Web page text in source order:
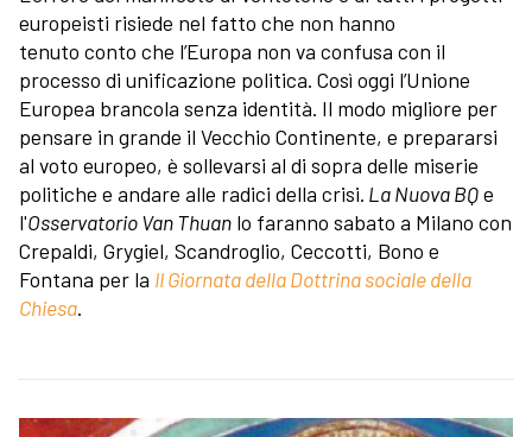
europeisti risiede nel fatto che non hanno
tenuto conto che l’Europa non va confusa con il
processo di unificazione politica. Così oggi l’Unione
Europea brancola senza identità. Il modo migliore per
pensare in grande il Vecchio Continente, e prepararsi
al voto europeo, è sollevarsi al di sopra delle miserie
politiche e andare alle radici della crisi. La Nuova BQe
l'Osservatorio Van Thuan lo faranno sabato a Milano con
Crepaldi, Grygiel, Scandroglio, Ceccotti, Bono e
Fontana per la II Giornata della Dottrina sociale della
Chiesa.